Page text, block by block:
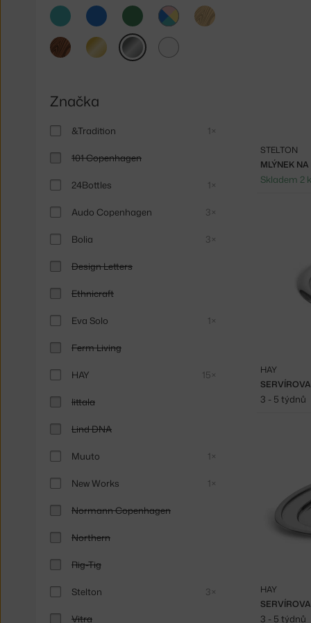
tyrkysovámodrá
zelená
světlé
dřevo
tmavé
dřevo
zlatá stříbrná čirá
Značka
&Tradition 1×
101 Copenhagen
24Bottles 1×
Audo Copenhagen 3×
Bolia 3×
Design Letters
Ethnicraft
Eva Solo 1×
Ferm Living
HAY 15×
Iittala
Lind DNA
Muuto 1×
New Works 1×
Normann Copenhagen
Northern
Rig-Tig
Stelton 3×
Vitra
MLÝNEK
STELTON
Skladem 2
HAY
3 - 5 týdnů
HAY
3 - 5 týdnů